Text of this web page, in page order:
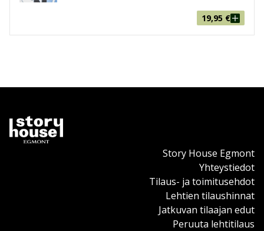
19,95 €
Story House Egmont
Yhteystiedot
Tilaus- ja toimitusehdot
Lehtien tilaushinnat
Jatkuvan tilaajan edut
Peruuta lehtitilaus